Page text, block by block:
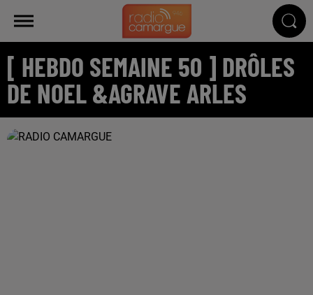
[ HEBDO SEMAINE 50 ] DRÔLES
DE NOEL &AGRAVE ARLES